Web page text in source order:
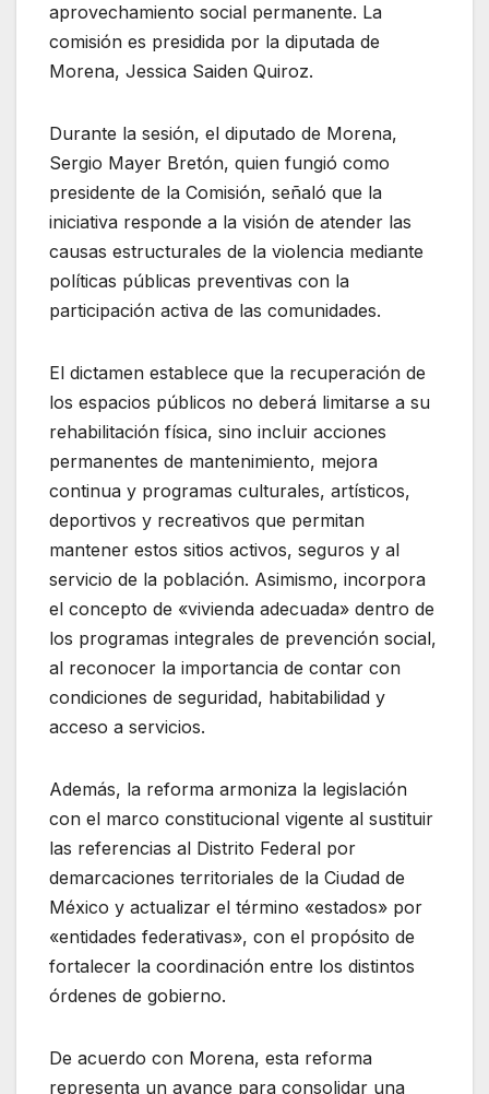
aprovechamiento social permanente. La
comisión es presidida por la diputada de
Morena, Jessica Saiden Quiroz.
Durante la sesión, el diputado de Morena,
Sergio Mayer Bretón, quien fungió como
presidente de la Comisión, señaló que la
iniciativa responde a la visión de atender las
causas estructurales de la violencia mediante
políticas públicas preventivas con la
participación activa de las comunidades.
El dictamen establece que la recuperación de
los espacios públicos no deberá limitarse a su
rehabilitación física, sino incluir acciones
permanentes de mantenimiento, mejora
continua y programas culturales, artísticos,
deportivos y recreativos que permitan
mantener estos sitios activos, seguros y al
servicio de la población. Asimismo, incorpora
el concepto de «vivienda adecuada» dentro de
los programas integrales de prevención social,
al reconocer la importancia de contar con
condiciones de seguridad, habitabilidad y
acceso a servicios.
Además, la reforma armoniza la legislación
con el marco constitucional vigente al sustituir
las referencias al Distrito Federal por
demarcaciones territoriales de la Ciudad de
México y actualizar el término «estados» por
«entidades federativas», con el propósito de
fortalecer la coordinación entre los distintos
órdenes de gobierno.
De acuerdo con Morena, esta reforma
representa un avance para consolidar una